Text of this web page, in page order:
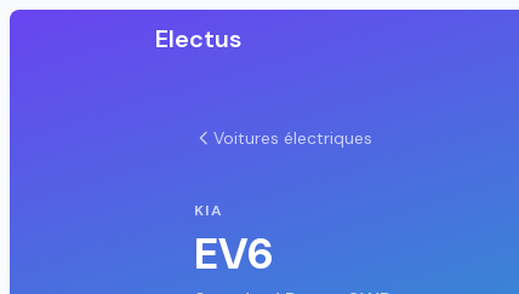
Electus
Voitures électriques
KIA
EV6